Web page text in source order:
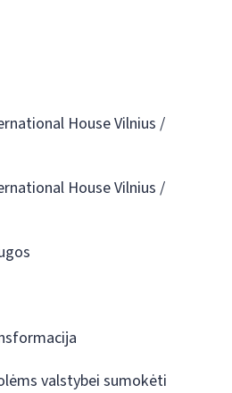
House Vilnius /
House Vilnius /
valstybei sumokėti